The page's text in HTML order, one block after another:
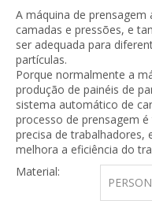
A máquina de
camadas e pressões, e
ser adequada para
partículas.
Porque normalmente a
produção de painéis de
sistema automático de
processo de prensagem
precisa de trabalhadores,
melhora a eficiência do
Material: